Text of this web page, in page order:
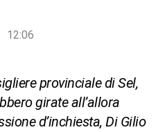
12:06
provinciale di Sel,
girate all’allora
d’inchiesta, Di Gilio